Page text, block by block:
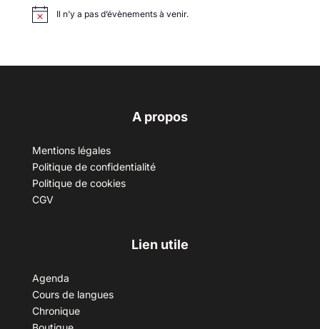
Il n’y a pas d’évènements à venir.
A propos
Mentions légales
Politique de confidentialité
Politique de cookies
CGV
Lien utile
Agenda
Cours de langues
Chronique